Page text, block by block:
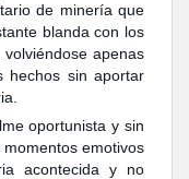
de minería que
blanda con los
apenas
hechos sin aportar
oportunista y sin
emotivos
acontecida y no